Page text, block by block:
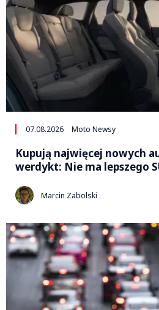
07.08.2026 Moto Newsy
Kupują najwięcej nowych
werdykt: Nie ma lepszego
Marcin Zabolski